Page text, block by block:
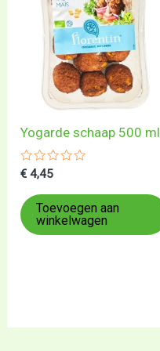
Yogarde schaap 500 ml
Gewaardeerd
uit
5
€ 4,45
Toevoegen aan
winkelwagen